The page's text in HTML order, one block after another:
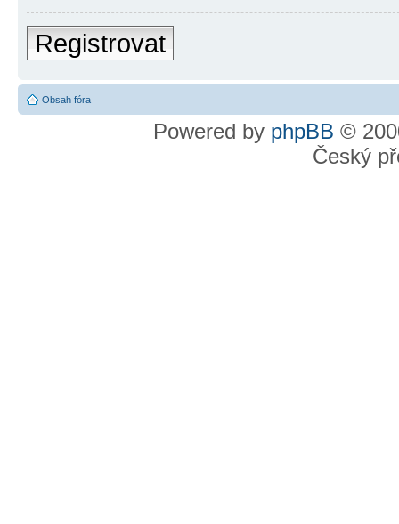
Registrovat
Obsah fóra
Powered by phpBB ©
Český